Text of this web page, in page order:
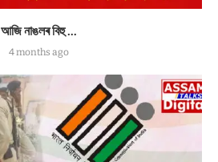
আজি নাঙলৰ বিহু …
4 months ago